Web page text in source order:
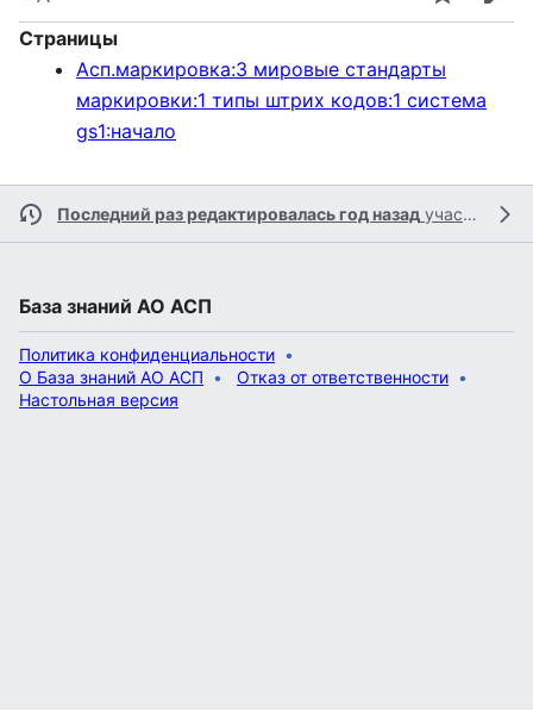
Страницы
Асп.маркировка:3 мировые стандарты
маркировки:1 типы штрих кодов:1 система
gs1:начало
Последний раз редактировалась год назад участником
База знаний АО АСП
Политика конфиденциальности
О База знаний АО АСП
Отказ от ответственности
Настольная версия